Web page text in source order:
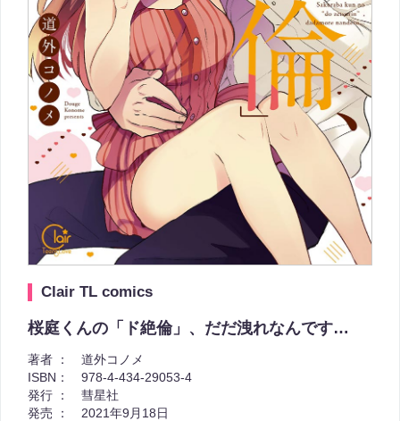
Clair TL comics
桜庭くんの「ド絶倫」、だだ洩れなんです…
著者 ：
道外コノメ
ISBN：
978-4-434-29053-4
発行 ：
彗星社
発売 ：
2021年9月18日